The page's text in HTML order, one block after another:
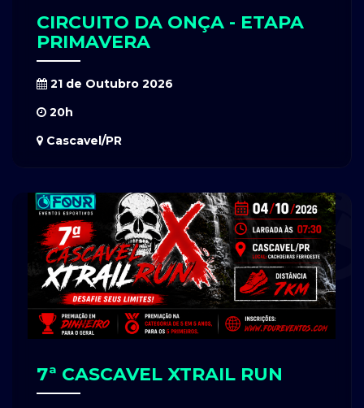
CIRCUITO DA ONÇA - ETAPA
PRIMAVERA
21 de Outubro 2026
20h
Cascavel/PR
7ª CASCAVEL XTRAIL RUN